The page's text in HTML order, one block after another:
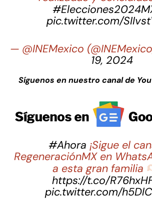
pic.twitter.com/
— @INEMexico
19, 2024
Síguenos en nuestro canal de
#Ahora ¡Sigue el
RegeneraciónMX en
a esta gran familia
https://t.co/
pic.twitter.com/